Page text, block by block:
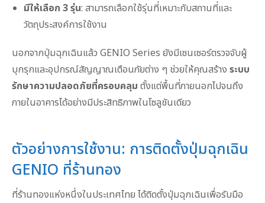
มีให้เลือก 3 รุ่น: สามารถเลือกใช้รุ่นที่เหมาะกับสถานที่และ
วัตถุประสงค์การใช้งาน
นอกจากปุ่มฉุกเฉินแล้ว GENIO Series ยังมีเซนเซอร์ตรวจจับผู้
บุกรุกและอุปกรณ์สัญญาณเตือนภัยต่าง ๆ ช่วยให้คุณสร้าง ระบบ
รักษาความปลอดภัยที่ครอบคลุม ตั้งแต่พื้นที่ภายนอกไปจนถึง
ภายในอาคารได้อย่างมีประสิทธิภาพในโซลูชันเดียว
ตัวอย่างการใช้งาน: การติดตั้งปุ่มฉุกเฉิน
GENIO ที่ร้านทอง
ที่ร้านทองแห่งหนึ่งในประเทศไทย ได้ติดตั้งปุ่มฉุกเฉินเพื่อรับมือ